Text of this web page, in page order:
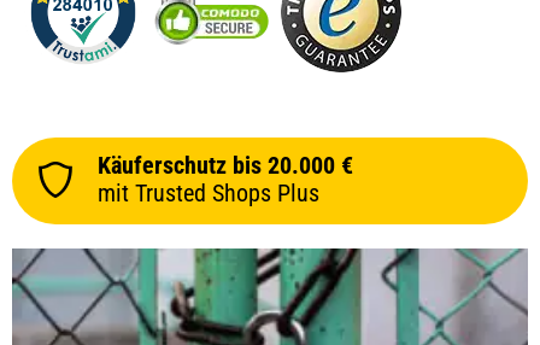
Käuferschutz bis 20.000 €
mit Trusted Shops Plus